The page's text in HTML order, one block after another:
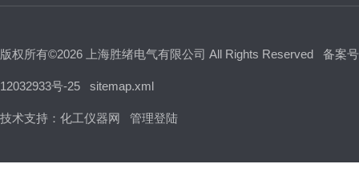
版权所有©2026 上海胜绪电气有限公司 All Rights Reserved 备案
12032933号-25 sitemap.xml
技术支持： 化工仪器网 管理登陆